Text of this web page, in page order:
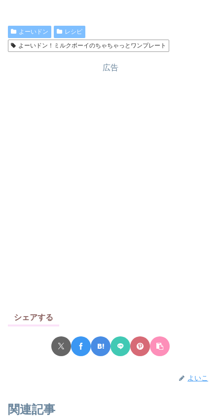
よーいドン
レシピ
よーいドン！ミルクボーイのちゃちゃっとワンプレート
広告
シェアする
よいこ
関連記事